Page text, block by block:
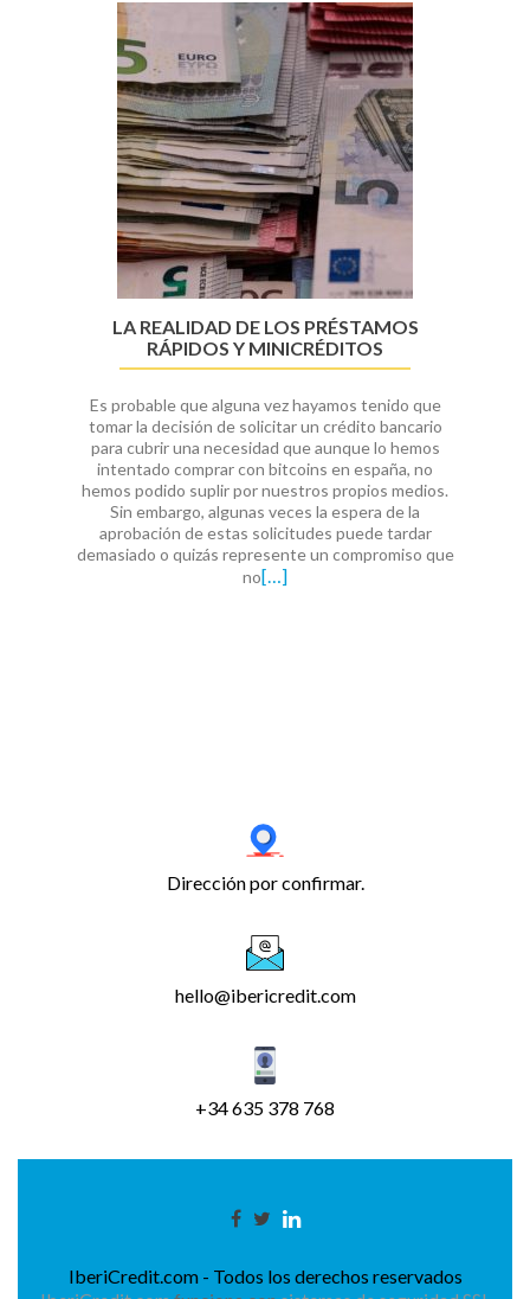
LA REALIDAD DE LOS PRÉSTAMOS
RÁPIDOS Y MINICRÉDITOS
Es probable que alguna vez hayamos tenido que
tomar la decisión de solicitar un crédito bancario
para cubrir una necesidad que aunque lo hemos
intentado comprar con bitcoins en españa, no
hemos podido suplir por nuestros propios medios.
Sin embargo, algunas veces la espera de la
aprobación de estas solicitudes puede tardar
demasiado o quizás represente un compromiso que
no[…]
Dirección por confirmar.
hello@ibericredit.com
+34 635 378 768
IberiCredit.com - Todos los derechos reservados